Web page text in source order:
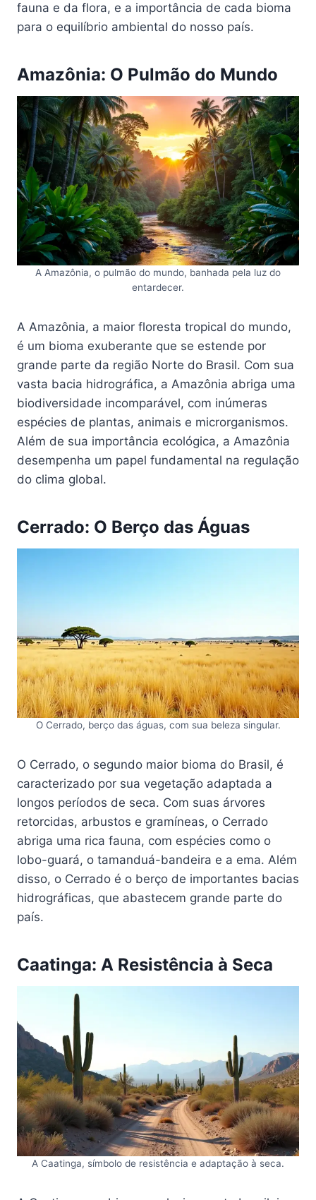
fauna e da flora, e a importância de cada bioma
para o equilíbrio ambiental do nosso país.
Amazônia: O Pulmão do Mundo
A Amazônia, o pulmão do mundo, banhada pela luz do
entardecer.
A Amazônia, a maior floresta tropical do mundo,
é um bioma exuberante que se estende por
grande parte da região Norte do Brasil. Com sua
vasta bacia hidrográfica, a Amazônia abriga uma
biodiversidade incomparável, com inúmeras
espécies de plantas, animais e microrganismos.
Além de sua importância ecológica, a Amazônia
desempenha um papel fundamental na regulação
do clima global.
Cerrado: O Berço das Águas
O Cerrado, berço das águas, com sua beleza singular.
O Cerrado, o segundo maior bioma do Brasil, é
caracterizado por sua vegetação adaptada a
longos períodos de seca. Com suas árvores
retorcidas, arbustos e gramíneas, o Cerrado
abriga uma rica fauna, com espécies como o
lobo-guará, o tamanduá-bandeira e a ema. Além
disso, o Cerrado é o berço de importantes bacias
hidrográficas, que abastecem grande parte do
país.
Caatinga: A Resistência à Seca
A Caatinga, símbolo de resistência e adaptação à seca.